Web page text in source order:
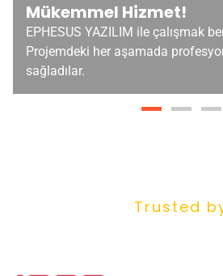
Mükemmel Hizmet!
EPHESUS YAZILIM ile çalışmak
Projemdeki her aşamada
sağladılar.
Trusted